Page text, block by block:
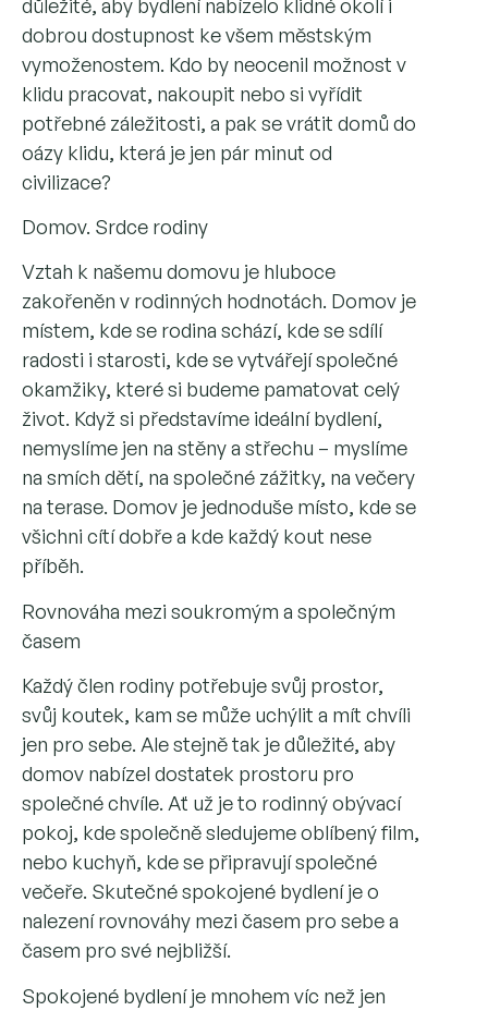
důležité, aby bydlení nabízelo klidné okolí i
dobrou dostupnost ke všem městským
vymoženostem. Kdo by neocenil možnost v
klidu pracovat, nakoupit nebo si vyřídit
potřebné záležitosti, a pak se vrátit domů do
oázy klidu, která je jen pár minut od
civilizace?
Domov. Srdce rodiny
Vztah k našemu domovu je hluboce
zakořeněn v rodinných hodnotách. Domov je
místem, kde se rodina schází, kde se sdílí
radosti i starosti, kde se vytvářejí společné
okamžiky, které si budeme pamatovat celý
život. Když si představíme ideální bydlení,
nemyslíme jen na stěny a střechu – myslíme
na smích dětí, na společné zážitky, na večery
na terase. Domov je jednoduše místo, kde se
všichni cítí dobře a kde každý kout nese
příběh.
Rovnováha mezi soukromým a společným
časem
Každý člen rodiny potřebuje svůj prostor,
svůj koutek, kam se může uchýlit a mít chvíli
jen pro sebe. Ale stejně tak je důležité, aby
domov nabízel dostatek prostoru pro
společné chvíle. Ať už je to rodinný obývací
pokoj, kde společně sledujeme oblíbený film,
nebo kuchyň, kde se připravují společné
večeře. Skutečné spokojené bydlení je o
nalezení rovnováhy mezi časem pro sebe a
časem pro své nejbližší.
Spokojené bydlení je mnohem víc než jen